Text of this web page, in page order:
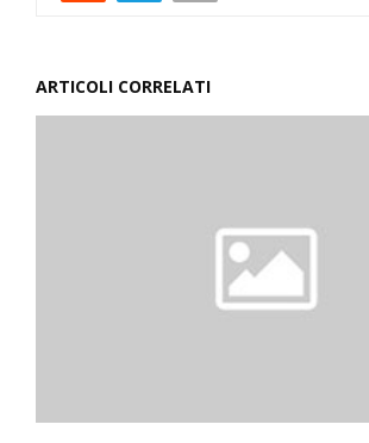
ARTICOLI CORRELATI